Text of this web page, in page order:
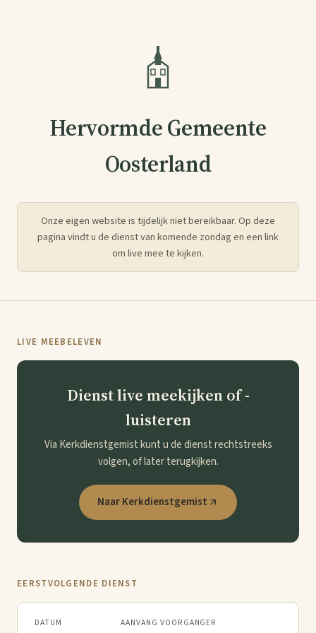
Hervormde Gemeente
Oosterland
Onze eigen website is tijdelijk niet bereikbaar. Op deze
pagina vindt u de dienst van komende zondag en een link
om live mee te kijken.
LIVE MEEBELEVEN
Dienst live meekijken of -
luisteren
Via Kerkdienstgemist kunt u de dienst rechtstreeks
volgen, of later terugkijken.
Naar Kerkdienstgemist
EERSTVOLGENDE DIENST
DATUM AANVANG VOORGANGER